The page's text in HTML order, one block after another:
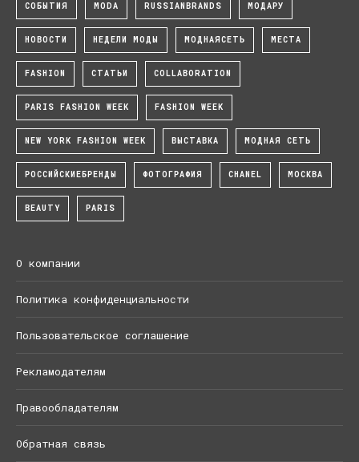
СОБЫТИЯ MODA RUSSIANBRANDS МОДАРУ
НОВОСТИ НЕДЕЛИ МОДЫ МОДНАЯСЕТЬ МЕСТА
FASHION СТАТЬИ COLLABORATION
PARIS FASHION WEEK FASHION WEEK
NEW YORK FASHION WEEK ВЫСТАВКА МОДНАЯ СЕТЬ
РОССИЙСКИЕБРЕНДЫ ФОТОГРАФИЯ CHANEL МОСКВА
BEAUTY PARIS
О компании
Политика конфиденциальности
Пользовательское соглашение
Рекламодателям
Правообладателям
Обратная связь